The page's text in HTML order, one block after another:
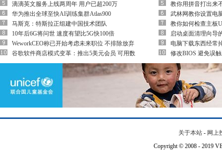
滴滴英文服务上线两周年 用户已超200万
华为推出全球至快AI训练集群Atlas900
马斯克：特斯拉正组建中国技术团队
10年后6G将问世 速度有望比5G快100倍
WeworkCEO称已开始考虑未来职位 不排除放弃
谷歌软件商店模式变革：推出5美元会员 可用数
教你用拼音打出来
武林网教你设置电
教你如何检查主板
启动桌面清理向导
电脑下载东西经常
修改BIOS 避免误
关于本站 - 网上
Copyright © 2008 - 2019